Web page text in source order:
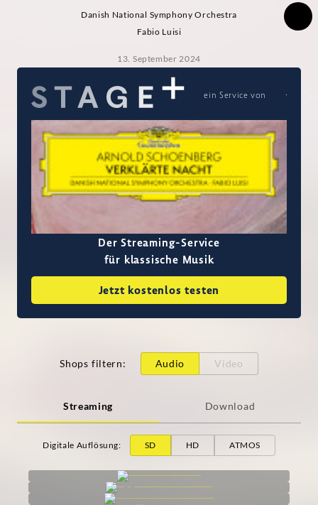
Danish National Symphony Orchestra
Fabio Luisi
13. September 2024
ein Service von
Der Streaming-Service
für klassische Musik
Jetzt kostenlos testen
Shops filtern: Audio Video
Streaming Download
Digitale Auflösung: SD HD ATMOS